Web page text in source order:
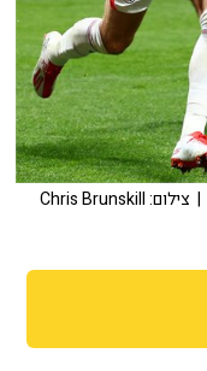
| צילום: Chris Brunskill